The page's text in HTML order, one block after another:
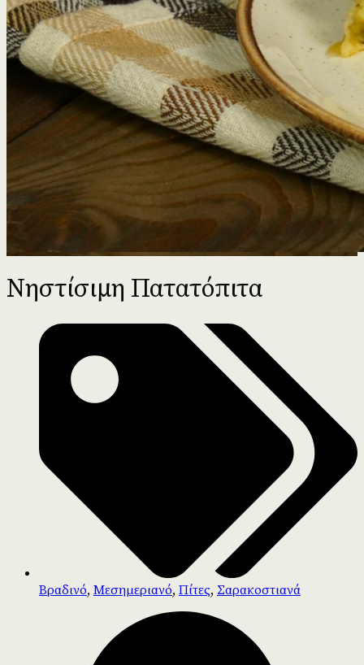
Νηστίσιμη Πατατόπιτα
Βραδινό, Μεσημεριανό, Πίτες, Σαρακοστιανά